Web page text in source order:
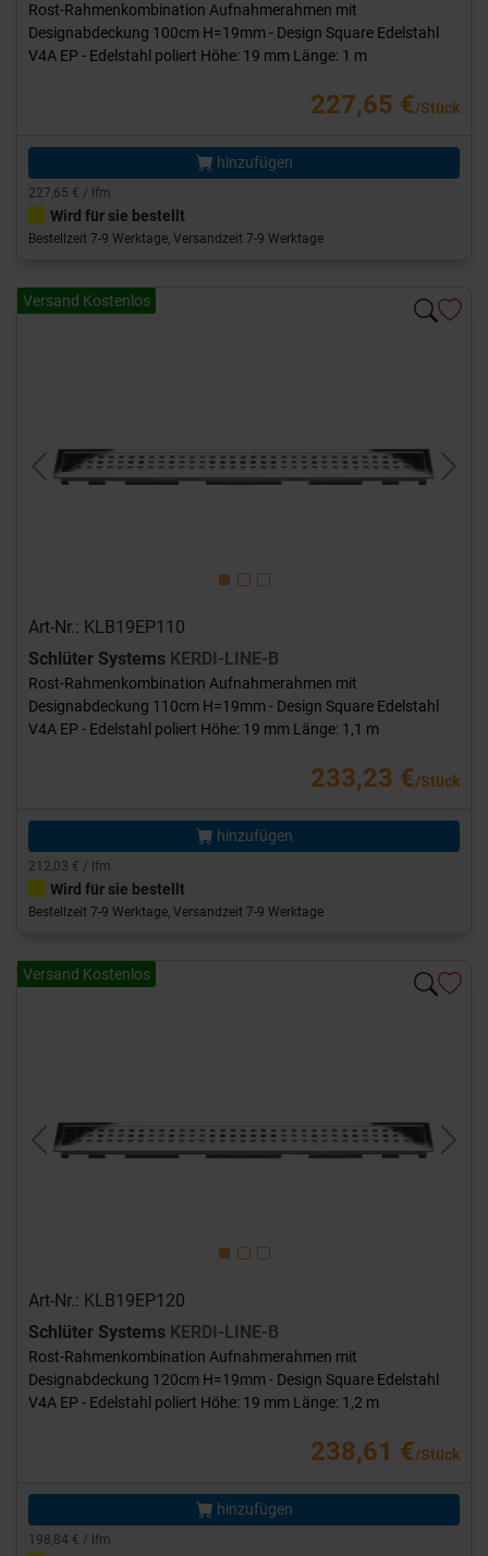
Rost-Rahmenkombination Aufnahmerahmen mit
Designabdeckung 100cm H=19mm - Design Square Edelstahl
V4A EP - Edelstahl poliert Höhe: 19 mm Länge: 1 m
227,65 €/Stück
hinzufügen
227,65 € / lfm
Wird für sie bestellt
Bestellzeit 7-9 Werktage, Versandzeit 7-9 Werktage
Versand Kostenlos
Previous Next
Art-Nr.: KLB19EP110
Schlüter Systems KERDI-LINE-B
Rost-Rahmenkombination Aufnahmerahmen mit
Designabdeckung 110cm H=19mm - Design Square Edelstahl
V4A EP - Edelstahl poliert Höhe: 19 mm Länge: 1,1 m
233,23 €/Stück
hinzufügen
212,03 € / lfm
Wird für sie bestellt
Bestellzeit 7-9 Werktage, Versandzeit 7-9 Werktage
Versand Kostenlos
Previous Next
Art-Nr.: KLB19EP120
Schlüter Systems KERDI-LINE-B
Rost-Rahmenkombination Aufnahmerahmen mit
Designabdeckung 120cm H=19mm - Design Square Edelstahl
V4A EP - Edelstahl poliert Höhe: 19 mm Länge: 1,2 m
238,61 €/Stück
hinzufügen
198,84 € / lfm